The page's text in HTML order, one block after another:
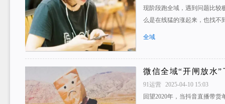
现阶段跑全域，遇到问题比较
么是在线猛的涨起来，也找
全域
微信全域“开闸放水”
91运营
2025-04-10 15:03
回望2020年，当抖音直播带